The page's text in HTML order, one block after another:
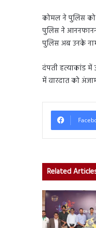
कोमल ने पुलिस को
पुलिस ने आननफानन
पुलिस अब उनके
दंपती हत्याकांड में
में वारदात को
Related